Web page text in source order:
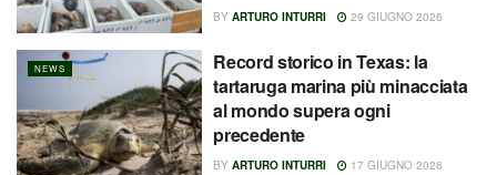
BY ARTURO INTURRI 29 GIUGNO 2026
NEWS
Record storico in Texas: la
tartaruga marina più minacciata
al mondo supera ogni
precedente
BY ARTURO INTURRI 17 GIUGNO 2026